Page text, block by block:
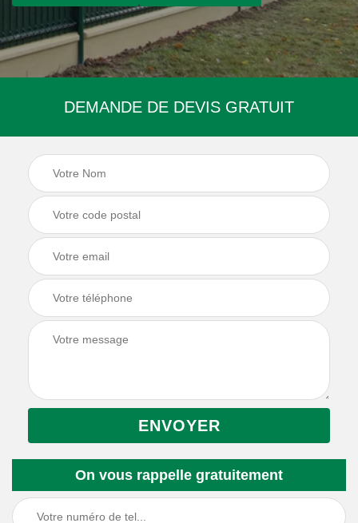
DEMANDE DE DEVIS GRATUIT
On vous rappelle gratuitement